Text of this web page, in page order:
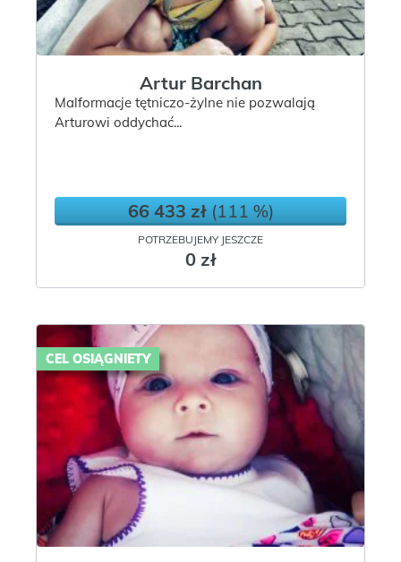
Artur Barchan
Malformacje tętniczo-żylne nie pozwalają
Arturowi oddychać...
66 433 zł(111 %)
POTRZEBUJEMY JESZCZE
0 zł
CEL OSIĄGNIETY